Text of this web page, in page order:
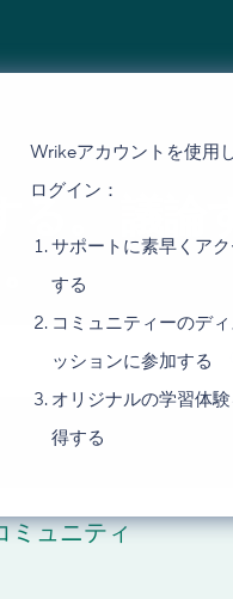
Wrikeアカウントを使用
ログイン：
サポートに素早くア
する
コミュニティーのデ
ッションに参加する
オリジナルの学習体
得する
る。 議論
ミュニティ